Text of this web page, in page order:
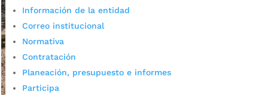
Información de la entidad
Correo institucional
Normativa
Contratación
Planeación, presupuesto e informes
Participa